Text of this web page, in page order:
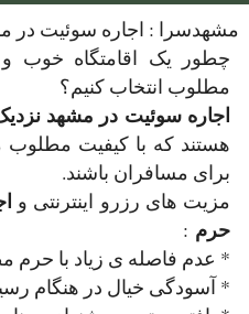
مشهدسرا : اجاره سوئیت در
چطور یک اقامتگاه خوب
مطلوب انتخاب کنیم؟
اجاره سوئیت در مشهد
هستند که با کیفیت مطلوب
برای مسافران باشند.
مزیت های رزرو اینترنتی و
حرم :
* عدم فاصله ی زیاد با حرم
* آسودگی خیال در هنگام